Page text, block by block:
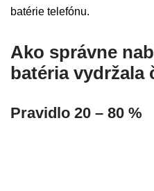
batérie telefónu.
Ako správne
batéria vydržala
Pravidlo 20 – 80 %